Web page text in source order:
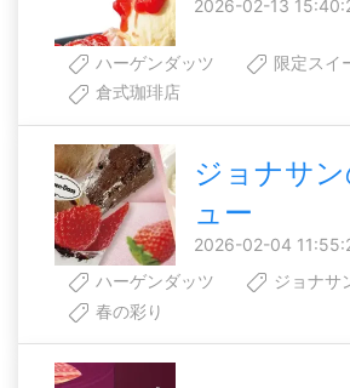
2026-02-13
ハーゲンダッツ
限定スイ
倉式珈琲店
ジョナサ
ュー
2026-02-04
ハーゲンダッツ
ジョナサ
春の彩り